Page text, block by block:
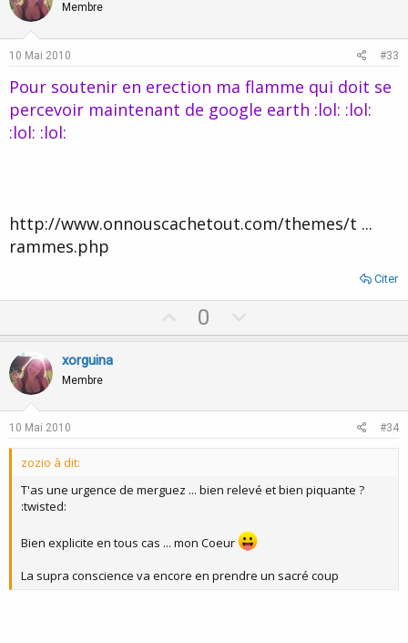
t
e
Membre
10 Mai 2010 #33
Pour soutenir en erection ma flamme qui doit se
percevoir maintenant de google earth :lol: :lol:
:lol: :lol:
http://www.onnouscachetout.com/themes/t ...
rammes.php
Citer
p
t
0
o
v
xorguina
Membre
10 Mai 2010 #34
zozio à dit:
T'as une urgence de merguez ... bien relevé et bien piquante ?
:twisted:
Bien explicite en tous cas ... mon Coeur
La supra conscience va encore en prendre un sacré coup